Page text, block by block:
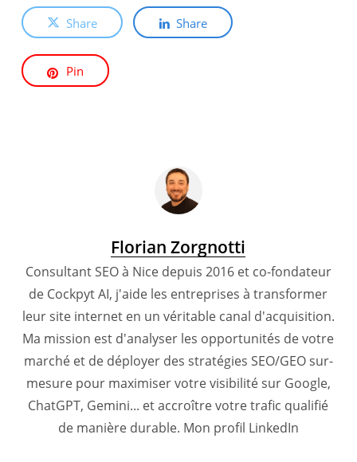
Share Share
Pin
Florian Zorgnotti
Consultant SEO à Nice depuis 2016 et co-fondateur
de Cockpyt AI, j'aide les entreprises à transformer
leur site internet en un véritable canal d'acquisition.
Ma mission est d'analyser les opportunités de votre
marché et de déployer des stratégies SEO/GEO sur-
mesure pour maximiser votre visibilité sur Google,
ChatGPT, Gemini... et accroître votre trafic qualifié
de manière durable. Mon profil LinkedIn